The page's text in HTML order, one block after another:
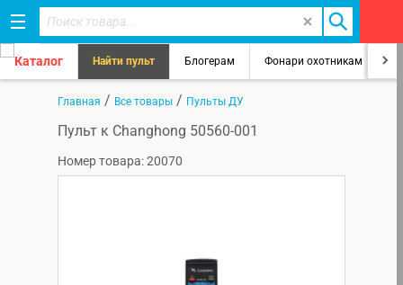
Каталог Найти пульт Блогерам Фонари охотникам
Главная / Все товары / Пульты ДУ
Пульт к Changhong 50560-001
Номер товара: 20070